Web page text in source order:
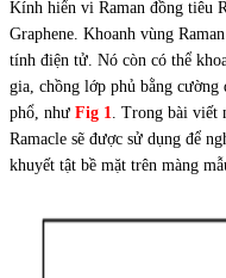
Kính hiển vi Raman đồng tiêu
Graphene. Khoanh vùng
tính điện tử. Nó còn có thể
gia, chồng lớp phủ bằng
phổ, như Fig 1. Trong bài viết
Ramacle sẽ được sử dụng để
khuyết tật bề mặt trên màng